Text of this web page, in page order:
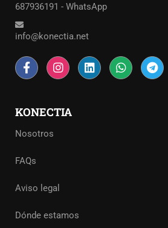
687936191 - WhatsApp
info@konectia.net
KONECTIA
Nosotros
FAQs
Aviso legal
Dónde estamos